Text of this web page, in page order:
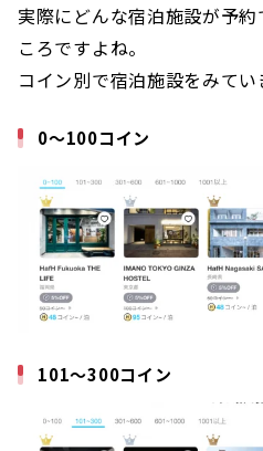
実際にどんな宿泊施設が予
ころですよね。
コイン別で宿泊施設をみてい
0〜100コイン
101〜300コイン